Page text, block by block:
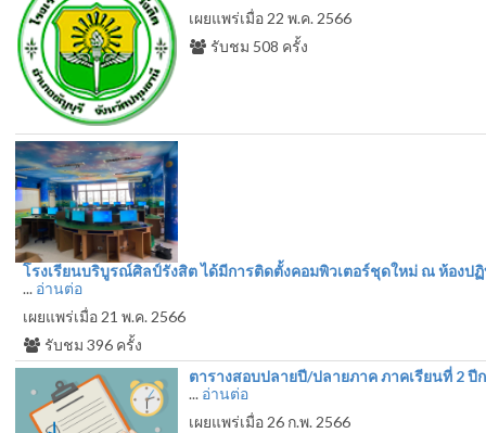
เผยแพร่เมื่อ 22 พ.ค. 2566
รับชม 508 ครั้ง
โรงเรียนบริบูรณ์ศิลป์รังสิต ได้มีการติดตั้งคอมพิวเตอร์ชุดใหม่ ณ ห้องป
... อ่านต่อ
เผยแพร่เมื่อ 21 พ.ค. 2566
รับชม396 ครั้ง
ตารางสอบปลายปี/ปลายภาค ภาคเรียนที่ 2 ปี
... อ่านต่อ
เผยแพร่เมื่อ 26 ก.พ. 2566